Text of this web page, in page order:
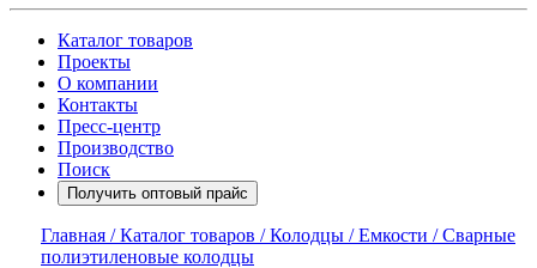
Каталог товаров
Проекты
О компании
Контакты
Пресс-центр
Производство
Поиск
Получить оптовый прайс
Главная /Каталог товаров /Колодцы / Емкости /Сварные
полиэтиленовые колодцы